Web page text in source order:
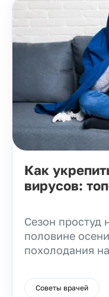
Как
вирусов:
Сезон простуд
половине
похолодания
Советы врачей